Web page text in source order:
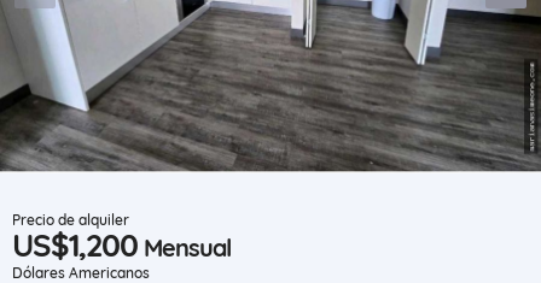
Precio de alquiler
US$1,200 Mensual
Dólares Americanos